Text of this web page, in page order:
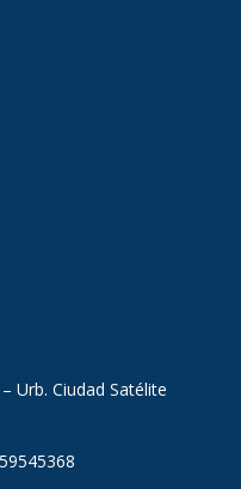
Urb. Ciudad Satélite